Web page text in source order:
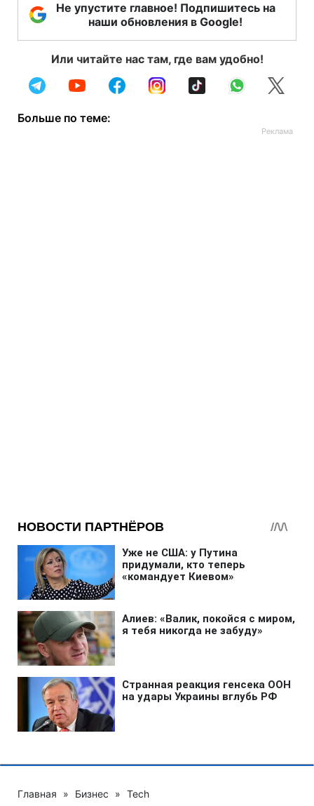
Не упустите главное! Подпишитесь на
наши обновления в Google!
Или читайте нас там, где вам удобно!
Больше по теме:
Главная » Бизнес » Tech